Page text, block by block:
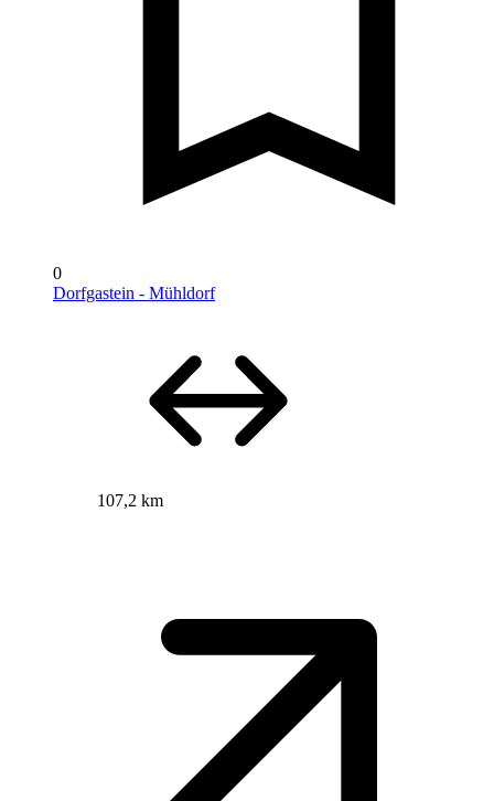
0
Dorfgastein - Mühldorf
107,2 km